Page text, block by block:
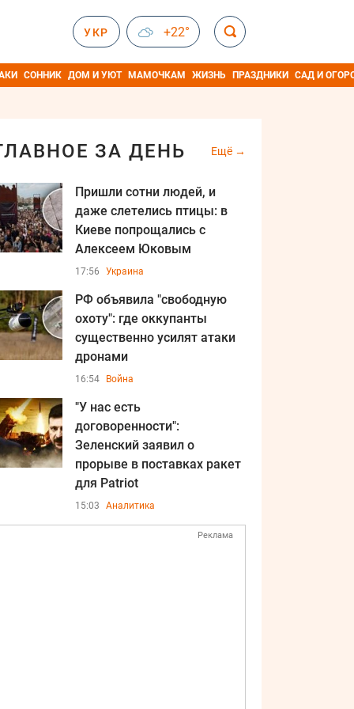
УКР +22°
СОННИК ДОМ И УЮТ МАМОЧКАМ ЖИЗНЬ ПРАЗДНИКИ САД И
ЗА ДЕНЬ Ещё
Пришли сотни людей, и
даже слетелись птицы: в
Киеве попрощались с
Алексеем Юковым
17:56 Украина
РФ объявила "свободную
охоту": где оккупанты
существенно усилят атаки
дронами
16:54 Война
"У нас есть
договоренности":
Зеленский заявил о
прорыве в поставках ракет
для Patriot
15:03 Аналитика
Реклама